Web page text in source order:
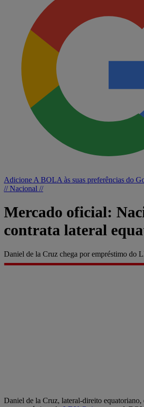
Adicione A BOLA às suas preferências do
// Nacional //
Mercado oficial:
contrata lateral
Daniel de la Cruz chega por empréstimo do
Daniel de la Cruz, lateral-direito equatoriano,